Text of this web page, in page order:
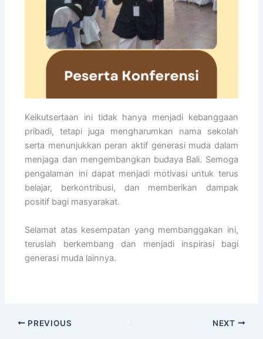
Keikutsertaan ini tidak hanya menjadi kebanggaan
pribadi, tetapi juga mengharumkan nama sekolah
serta menunjukkan peran aktif generasi muda dalam
menjaga dan mengembangkan budaya Bali. Semoga
pengalaman ini dapat menjadi motivasi untuk terus
belajar, berkontribusi, dan memberikan dampak
positif bagi masyarakat.
Selamat atas kesempatan yang membanggakan ini,
teruslah berkembang dan menjadi inspirasi bagi
generasi muda lainnya.
PREVIOUS NEXT